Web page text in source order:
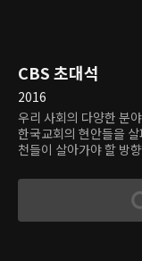
CBS 초대석
2016
우리 사회의 다양한 분
한국교회의 현안들을
천들이 살아가야 할 방